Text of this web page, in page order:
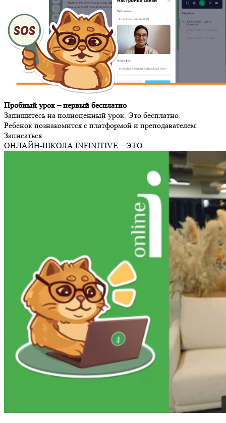
Пробный урок– первый бесплатно
Запишитесь на полноценный урок. Это бесплатно.
Ребенок познакомится с платформой и преподавателем:
Записаться
ОНЛАЙН-ШКОЛА INFINITIVE – ЭТО